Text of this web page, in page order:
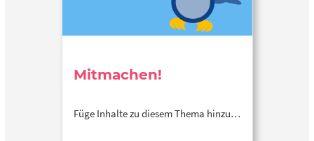
Mitmachen!
Füge Inhalte zu diesem Thema hinzu…